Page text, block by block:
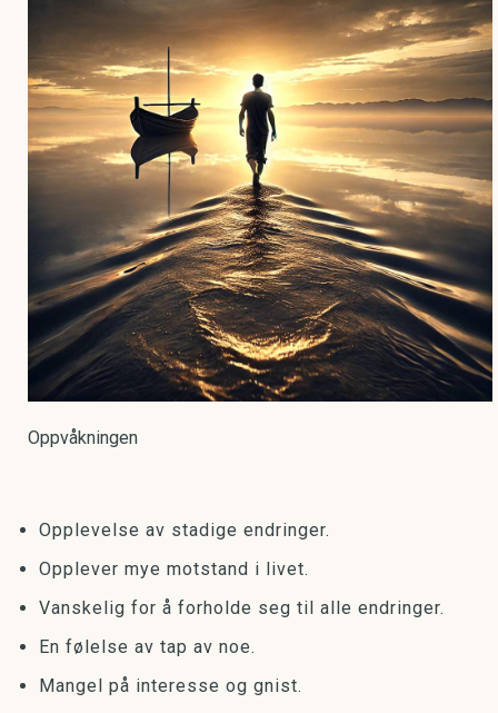
Oppvåkningen
Opplevelse av stadige endringer.
Opplever mye motstand i livet.
Vanskelig for å forholde seg til alle endringer.
En følelse av tap av noe.
Mangel på interesse og gnist.